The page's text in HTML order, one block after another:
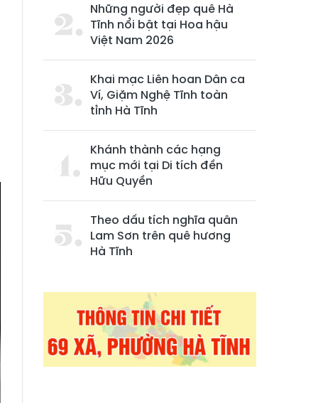
Những người đẹp quê Hà
Tĩnh nổi bật tại Hoa hậu
Việt Nam 2026
Khai mạc Liên hoan Dân ca
Ví, Giặm Nghệ Tĩnh toàn
tỉnh Hà Tĩnh
Khánh thành các hạng
mục mới tại Di tích đền
Hữu Quyền
Theo dấu tích nghĩa quân
Lam Sơn trên quê hương
Hà Tĩnh